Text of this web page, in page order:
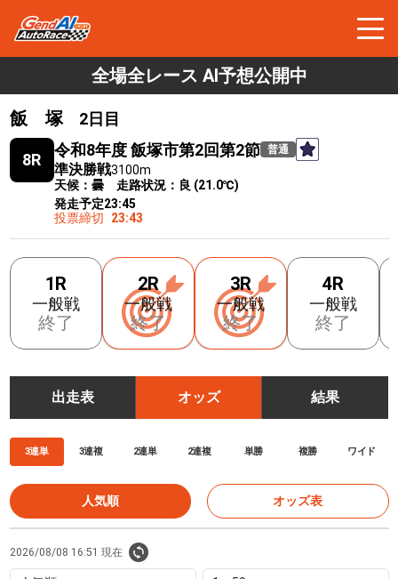
全場全レース AI予想公開中
飯 塚
2日目
8R
令和8年度 飯塚市第2回第2節 普通
準決勝戦3100m
天候：曇 走路状況：良 (21.0℃)
発走予定23:45
投票締切
23:43
1R
一般戦
終了
2R
一般戦
終了
3R
一般戦
終了
4R
一般戦
終了
出走表 オッズ 結果
3連単 3連複 2連単 2連複 単勝 複勝 ワイド
人気順 オッズ表
2026/08/08 16:51 現在